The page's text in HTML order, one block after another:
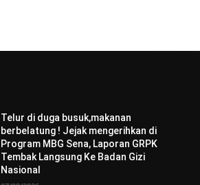
Telur di duga busuk,makanan
berbelatung ! Jejak mengerihkan di
Program MBG Sena, Laporan GRPK
Tembak Langsung Ke Badan Gizi
Nasional